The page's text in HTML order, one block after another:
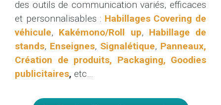
des outils de communication variés, efficaces
et personnalisables : Habillages Covering de
véhicule, Kakémono/Roll up, Habillage de
stands, Enseignes, Signalétique, Panneaux,
Création de produits, Packaging, Goodies
publicitaires, etc…